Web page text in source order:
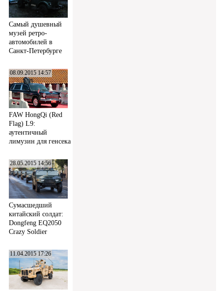
Самый душевный
музей ретро-
автомобилей в
Санкт-Петербурге
08.09.2015 14:57
FAW HongQi (Red
Flag) L9:
аутентичный
лимузин для генсека
28.05.2015 14:56
Сумасшедший
китайский солдат:
Dongfeng EQ2050
Crazy Soldier
11.04.2015 17:26